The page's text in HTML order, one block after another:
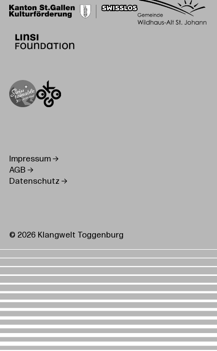
Impressum
AGB
Datenschutz
© 2026 Klangwelt Toggenburg